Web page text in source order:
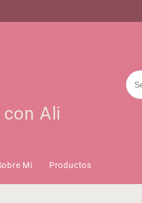
Ali
Mí Productos